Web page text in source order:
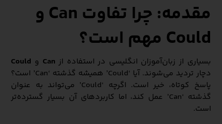
مقدمه: چرا تفاوت Can و
Could مهم است؟
بسیاری از زبان‌آموزان انگلیسی در استفاده از Can و Could
دچار تردید می‌شوند. آیا ‘Could’ همیشه گذشته ‘Can’ است؟
پاسخ کوتاه، خیر است. اگرچه ‘Could’ می‌تواند به عنوان
گذشته ‘Can’ عمل کند، اما کاربردهای آن بسیار گسترده‌تر
است.